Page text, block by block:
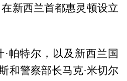
新西兰首都惠灵顿设立
帕特尔，以及新西兰国
和警察部长马克·米切尔